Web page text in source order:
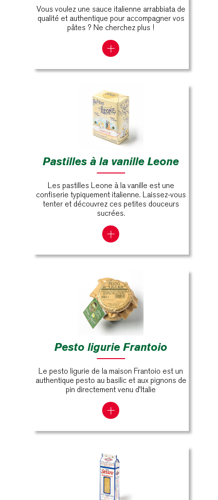
Vous voulez une sauce italienne arrabbiata de
qualité et authentique pour accompagner vos
pâtes ? Ne cherchez plus !
Pastilles à la vanille Leone
Les pastilles Leone à la vanille est une
confiserie typiquement italienne. Laissez-vous
tenter et découvrez ces petites douceurs
sucrées.
Pesto ligurie Frantoio
Le pesto ligurie de la maison Frantoio est un
authentique pesto au basilic et aux pignons de
pin directement venu d'Italie